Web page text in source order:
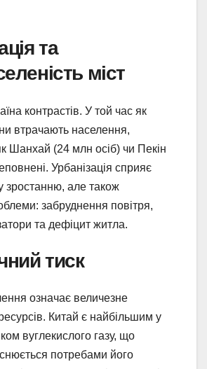
та
міст
контрастів. У той час як
втрачають населення,
Шанхай (24 млн осіб) чи Пекін
Урбанізація сприяє
зростанню, але також
забруднення повітря,
та дефіцит житла.
тиск
означає величезне
Китай є найбільшим у
вуглекислого газу, що
потребами його